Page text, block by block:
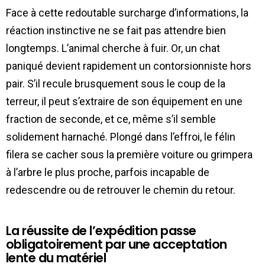
Face à cette redoutable surcharge d’informations, la
réaction instinctive ne se fait pas attendre bien
longtemps. L’animal cherche à fuir. Or, un chat
paniqué devient rapidement un contorsionniste hors
pair. S’il recule brusquement sous le coup de la
terreur, il peut s’extraire de son équipement en une
fraction de seconde, et ce, même s’il semble
solidement harnaché. Plongé dans l’effroi, le félin
filera se cacher sous la première voiture ou grimpera
à l’arbre le plus proche, parfois incapable de
redescendre ou de retrouver le chemin du retour.
La réussite de l’expédition passe
obligatoirement par une acceptation
lente du matériel